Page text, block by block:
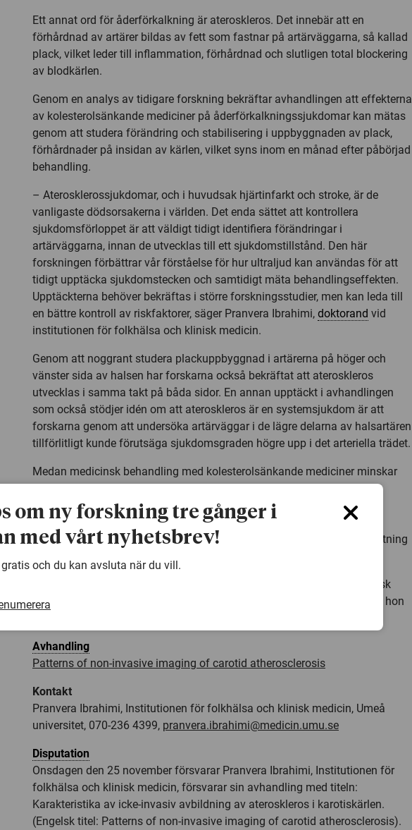
Ett annat ord för åderförkalkning är ateroskleros. Det innebär att en
förhårdnad av artärer bildas av fett som fastnar på artärväggarna, så kallad
plack, vilket leder till inflammation, förhårdnad och slutligen total blockering
av blodkärlen.
Genom en analys av tidigare forskning bekräftar avhandlingen att effekterna
av kolesterolsänkande mediciner på åderförkalkningssjukdomar kan mätas
genom att studera förändring och stabilisering i uppbyggnaden av plack,
förhårdnader på insidan av kärlen, vilket syns inom en månad efter påbörjad
behandling.
– Aterosklerossjukdomar, och i huvudsak hjärtinfarkt och stroke, är de
vanligaste dödsorsakerna i världen. Det enda sättet att kontrollera
sjukdomsförloppet är att väldigt tidigt identifiera förändringar i
artärväggarna, innan de utvecklas till ett sjukdomstillstånd. Den här
forskningen förbättrar vår förståelse för hur ultraljud kan användas för att
tidigt upptäcka sjukdomstecken och samtidigt mäta behandlingseffekten.
Upptäckterna behöver bekräftas i större forskningsstudier, men kan leda till
en bättre kontroll av riskfaktorer, säger Pranvera Ibrahimi, doktorand vid
institutionen för folkhälsa och klinisk medicin.
Genom att noggrant studera plackuppbyggnad i artärerna på höger och
vänster sida av halsen har forskarna också bekräftat att ateroskleros
utvecklas i samma takt på båda sidor. En annan upptäckt i avhandlingen
som också stödjer idén om att ateroskleros är en systemsjukdom är att
forskarna genom att undersöka artärväggar i de lägre delarna av halsartären
tillförlitligt kunde förutsäga sjukdomsgraden högre upp i det arteriella trädet.
Medan medicinsk behandling med kolesterolsänkande mediciner minskar
utvecklingen av ateroskleros kan kraftiga tillslutningar av artärernas
innersida hos symptomatiska patienter bara behandlas kirurgiskt. Hos
patienter som inte har ateroskleros kan ultraljudsundersökningar av
halsartärerna vara ett sätt att upptäcka artärsjukdomen innan en tillslutning
Pranvera Ibrahimi är doktorand vid institutionen för folkhälsa och klinisk
medicin vid Umeå universitet. Hon kommer från Prishtina i Kosovo, där hon
Avhandling
Patterns of non-invasive imaging of carotid atherosclerosis
Kontakt
Pranvera Ibrahimi, Institutionen för folkhälsa och klinisk medicin, Umeå
universitet, 070-236 4399, pranvera.ibrahimi@medicin.umu.se
Disputation
Onsdagen den 25 november försvarar Pranvera Ibrahimi, Institutionen för
folkhälsa och klinisk medicin, försvarar sin avhandling med titeln:
Karakteristika av icke-invasiv avbildning av ateroskleros i karotiskärlen.
(Engelsk titel: Patterns of non-invasive imaging of carotid atherosclerosis).
om ny forskning tre gånger i
med vårt nyhetsbrev!
gratis och du kan avsluta när du vill.